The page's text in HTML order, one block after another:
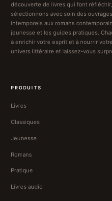
découverte de livres qui font
sélectionnons avec soin des
intemporels aux romans
jeunesse et les guides pratiques.
à enrichir votre esprit et à nourrir
univers littéraire et laissez-vous
PRODUITS
Livres
Classiques
Jeunesse
Romans
Pratique
Livres audio